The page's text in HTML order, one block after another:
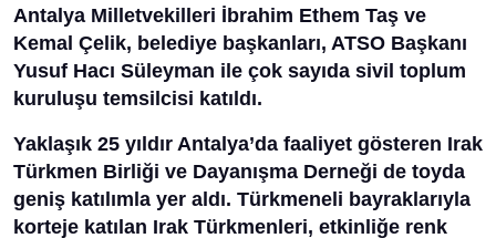
Antalya Milletvekilleri İbrahim Ethem Taş ve
Kemal Çelik, belediye başkanları, ATSO Başkanı
Yusuf Hacı Süleyman ile çok sayıda sivil toplum
kuruluşu temsilcisi katıldı.
Yaklaşık 25 yıldır Antalya’da faaliyet gösteren Irak
Türkmen Birliği ve Dayanışma Derneği de toyda
geniş katılımla yer aldı. Türkmeneli bayraklarıyla
korteje katılan Irak Türkmenleri, etkinliğe renk